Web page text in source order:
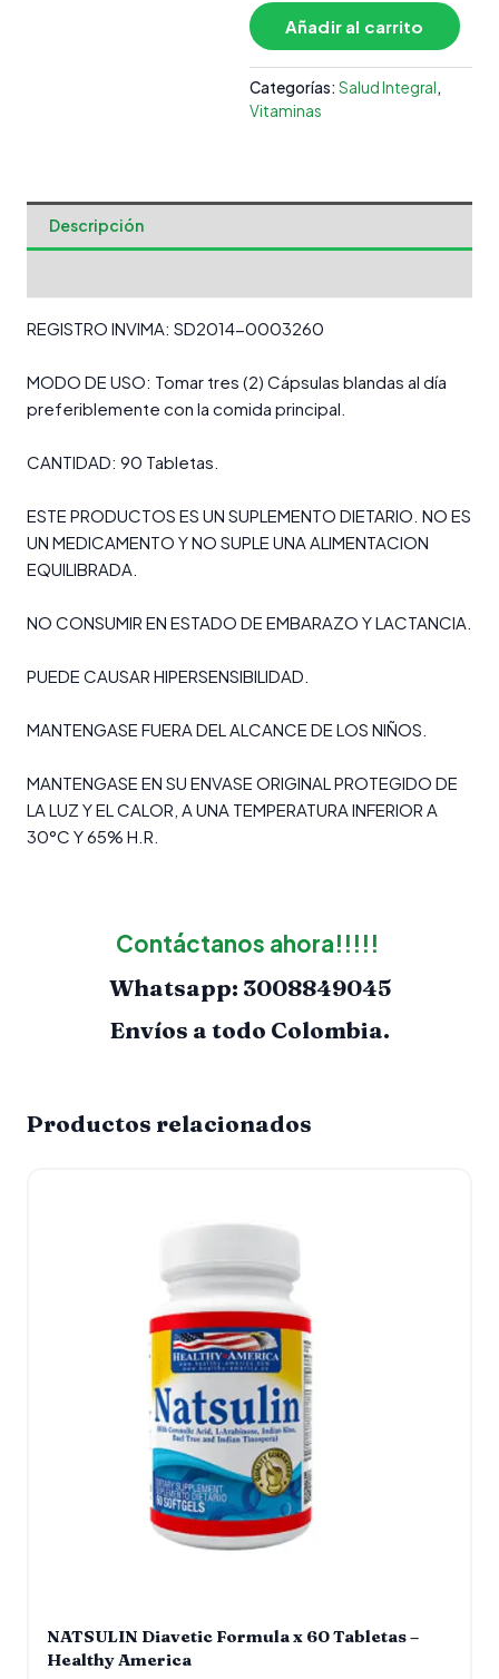
Añadir al carrito
Categorías: Salud Integral,
Vitaminas
Descripción
REGISTRO INVIMA: SD2014-0003260
MODO DE USO: Tomar tres (2) Cápsulas blandas al día
preferiblemente con la comida principal.
CANTIDAD: 90 Tabletas.
ESTE PRODUCTOS ES UN SUPLEMENTO DIETARIO. NO ES
UN MEDICAMENTO Y NO SUPLE UNA ALIMENTACION
EQUILIBRADA.
NO CONSUMIR EN ESTADO DE EMBARAZO Y LACTANCIA.
PUEDE CAUSAR HIPERSENSIBILIDAD.
MANTENGASE FUERA DEL ALCANCE DE LOS NIÑOS.
MANTENGASE EN SU ENVASE ORIGINAL PROTEGIDO DE
LA LUZ Y EL CALOR, A UNA TEMPERATURA INFERIOR A
30°C Y 65% H.R.
Contáctanos ahora!!!!!
Whatsapp: 3008849045
Envíos a todo Colombia.
Productos relacionados
NATSULIN Diavetic Formula x 60 Tabletas –
Healthy America